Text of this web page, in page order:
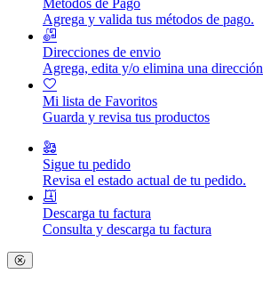
Métodos de Pago
Agrega y valida tus métodos de pago.
Direcciones de envio
Agrega, edita y/o elimina una dirección
Mi lista de Favoritos
Guarda y revisa tus productos
Sigue tu pedido
Revisa el estado actual de tu pedido.
Descarga tu factura
Consulta y descarga tu factura